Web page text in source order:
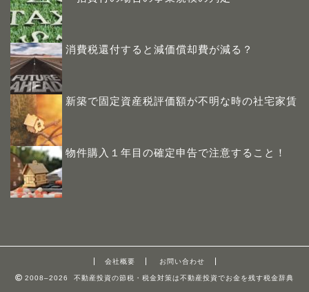
消費税還付すると減価償却費が減る？
新築で固定資産税評価額が不明な時の社宅家賃
物件購入１年目の確定申告で注意すること！
会社概要 お問い合わせ
2008–2026 不動産投資の節税・税金対策は不動産投資でお金を残す税金辞典